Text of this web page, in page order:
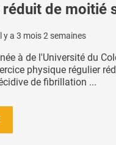
réduit de moitié
y a 3 mois 2 semaines
à de l'Université du
physique régulier
de fibrillation ...